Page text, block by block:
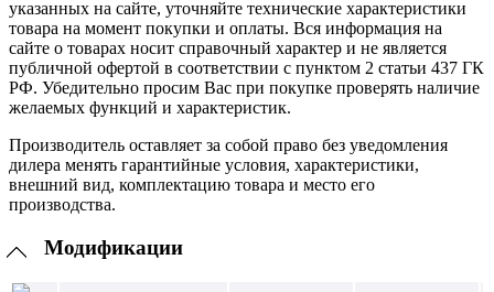
указанных на сайте, уточняйте технические характеристики
товара на момент покупки и оплаты. Вся информация на
сайте о товарах носит справочный характер и не является
публичной офертой в соответствии с пунктом 2 статьи 437 ГК
РФ. Убедительно просим Вас при покупке проверять наличие
желаемых функций и характеристик.
Производитель оставляет за собой право без уведомления
дилера менять гарантийные условия, характеристики,
внешний вид, комплектацию товара и место его
производства.
Модификации